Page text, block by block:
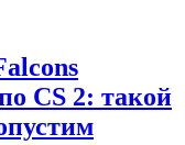
CS 2: такой